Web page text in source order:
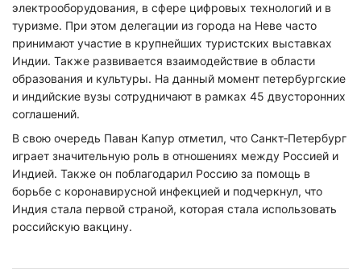
электрооборудования, в сфере цифровых технологий и в
туризме. При этом делегации из города на Неве часто
принимают участие в крупнейших туристских выставках
Индии. Также развивается взаимодействие в области
образования и культуры. На данный момент петербургские
и индийские вузы сотрудничают в рамках 45 двусторонних
соглашений.
В свою очередь Паван Капур отметил, что Санкт‑Петербург
играет значительную роль в отношениях между Россией и
Индией. Также он поблагодарил Россию за помощь в
борьбе с коронавирусной инфекцией и подчеркнул, что
Индия стала первой страной, которая стала использовать
российскую вакцину.